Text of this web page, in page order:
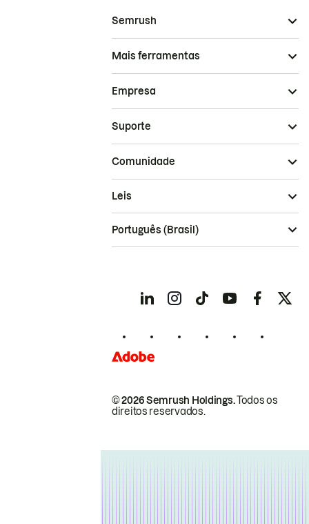
Semrush
Mais ferramentas
Empresa
Suporte
Comunidade
© 2026 Semrush Holdings.Todos os
direitos reservados.
Leis
Português (Brasil)